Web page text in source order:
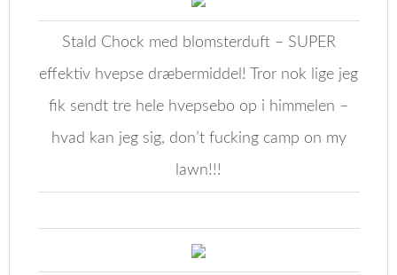
Stald Chock med blomsterduft – SUPER
effektiv hvepse dræbermiddel! Tror nok lige jeg
fik sendt tre hele hvepsebo op i himmelen –
hvad kan jeg sig, don’t fucking camp on my
lawn!!!